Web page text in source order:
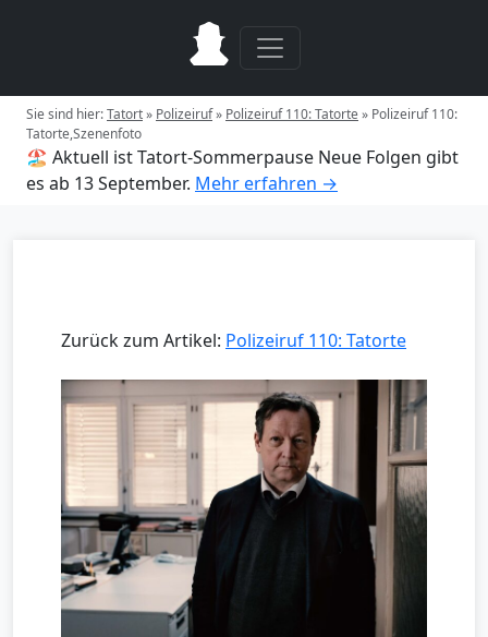
Sie sind hier:Tatort» Polizeiruf» Polizeiruf 110: Tatorte» Polizeiruf 110:
Tatorte,Szenenfoto
🏖️ Aktuell ist Tatort-Sommerpause Neue Folgen gibt
es ab 13 September. Mehr erfahren →
Zurück zum Artikel: Polizeiruf 110: Tatorte